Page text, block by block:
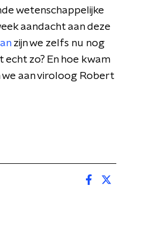
wetenschappelijke
aandacht aan deze
zijn we zelfs nu nog
zo? En hoe kwam
we aan viroloog Robert